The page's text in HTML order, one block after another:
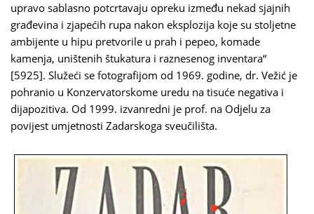
upravo sablasno potcrtavaju opreku između nekad sjajnih
građevina i zjapećih rupa nakon eksplozija koje su stoljetne
ambijente u hipu pretvorile u prah i pepeo, komade
kamenja, uništenih štukatura i raznesenog inventara“
[5925]. Služeći se fotografijom od 1969. godine, dr. Vežić je
pohranio u Konzervatorskome uredu na tisuće negativa i
dijapozitiva. Od 1999. izvanredni je prof. na Odjelu za
povijest umjetnosti Zadarskoga sveučilišta.